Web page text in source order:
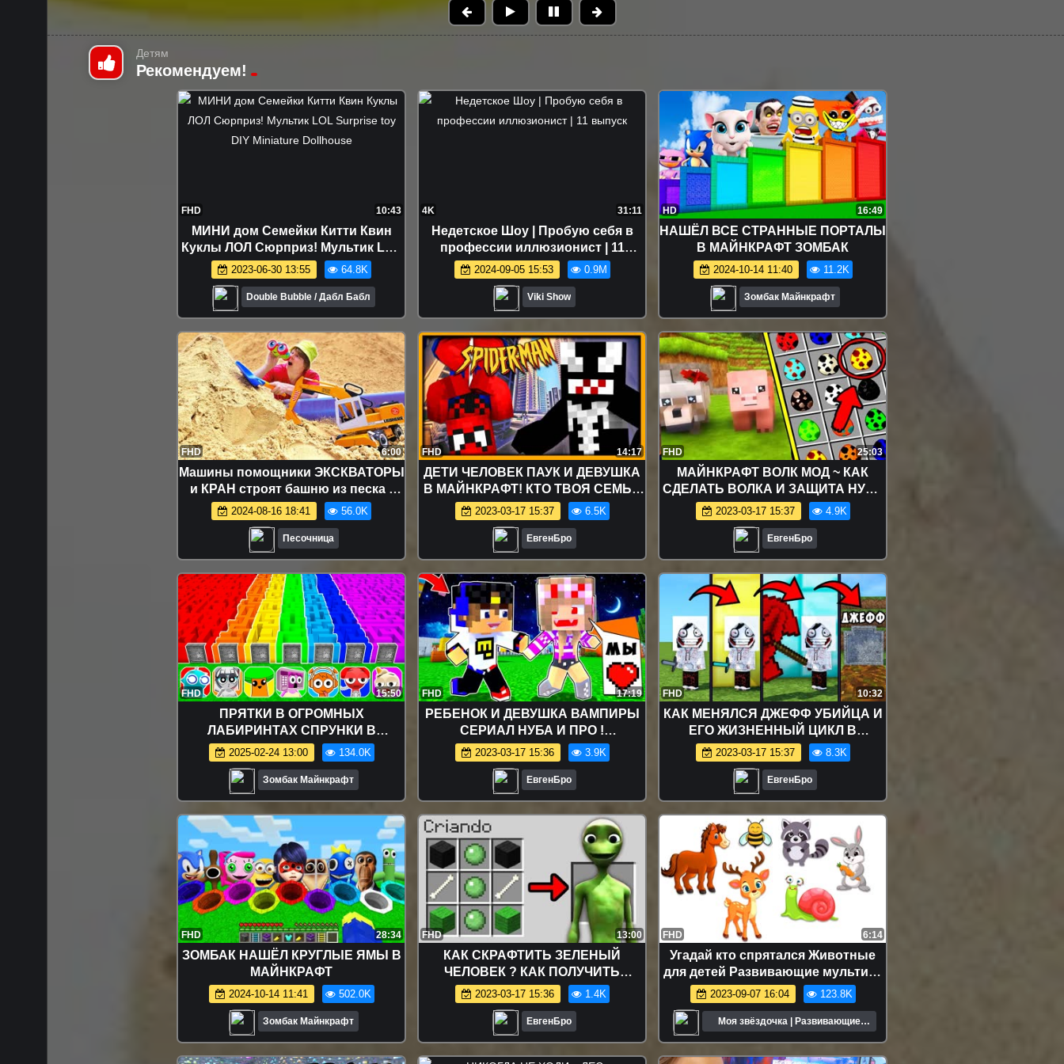
Детям
Рекомендуем!
FHD 10:43
МИНИ дом Семейки Китти Квин
Куклы ЛОЛ Сюрприз! Мультик LOL
Surprise toy DIY Miniature Dollhouse
2023-06-30 13:55 64.8K
Double Bubble / Дабл Бабл
4K 31:11
Недетское Шоу | Пробую себя в
профессии иллюзионист | 11
выпуск
2024-09-05 15:53 0.9M
Viki Show
HD 16:49
НАШЁЛ ВСЕ СТРАННЫЕ ПОРТАЛЫ
В МАЙНКРАФТ ЗОМБАК
2024-10-14 11:40 11.2K
Зомбак Майнкрафт
FHD 6:00
Машины помощники ЭКСКВАТОРЫ
и КРАН строят башню из песка -
Видео для детей Моя песочница
2024-08-16 18:41 56.0K
Песочница
FHD 14:17
ДЕТИ ЧЕЛОВЕК ПАУК И ДЕВУШКА
В МАЙНКРАФТ! КТО ТВОЯ СЕМЬЯ
В MINECRAFT! WHO'S YOUR
FAMILY ROLEPLAY
2023-03-17 15:37 6.5K
ЕвгенБро
FHD 25:03
МАЙНКРАФТ ВОЛК МОД ~ КАК
СДЕЛАТЬ ВОЛКА И ЗАЩИТА НУБА
ЗОМБИ АПОКАЛИПСИС ОБЗОР
МОДА - MINECRAFT MODS
2023-03-17 15:37 4.9K
ЕвгенБро
FHD 15:50
ПРЯТКИ В ОГРОМНЫХ
ЛАБИРИНТАХ СПРУНКИ В
МАЙНКРАФТ
2025-02-24 13:00 134.0K
Зомбак Майнкрафт
FHD 17:19
РЕБЕНОК И ДЕВУШКА ВАМПИРЫ
СЕРИАЛ НУБА И ПРО !
МАЙНКРАФТ ВЫЖИВАНИЕ
БОМЖА ВИДЕО ТРОЛЛИНГ
MINECRAFT
2023-03-17 15:36 3.9K
ЕвгенБро
FHD 10:32
КАК МЕНЯЛСЯ ДЖЕФФ УБИЙЦА И
ЕГО ЖИЗНЕННЫЙ ЦИКЛ В
МАЙНКРАФТ | ЭВОЛЮЦИЯ
ДЖЕФФА УБИЙЦЫ MINECRAFT
2023-03-17 15:37 8.3K
ЕвгенБро
FHD 28:34
ЗОМБАК НАШЁЛ КРУГЛЫЕ ЯМЫ В
МАЙНКРАФТ
2024-10-14 11:41 502.0K
Зомбак Майнкрафт
FHD 13:00
КАК СКРАФТИТЬ ЗЕЛЕНЫЙ
ЧЕЛОВЕК ? КАК ПОЛУЧИТЬ
СЕКРЕТНЫЕ ПРЕДМЕТЫ В
MINECRAFT Защита нуба
2023-03-17 15:36 1.4K
ЕвгенБро
FHD 6:14
Угадай кто спрятался Животные
для детей Развивающие мультики
для детей
2023-09-07 16:04 123.8K
Моя звёздочка | Развивающие